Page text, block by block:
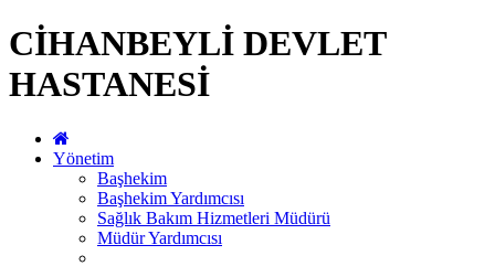
CİHANBEYLİ DEVLET
HASTANESİ
Yönetim
Başhekim
Başhekim Yardımcısı
Sağlık Bakım Hizmetleri Müdürü
Müdür Yardımcısı